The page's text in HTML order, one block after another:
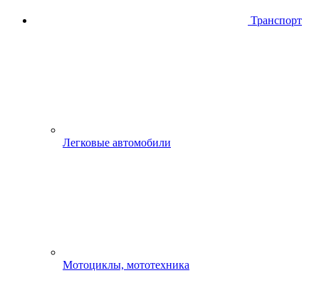
Транспорт
Легковые автомобили
Мотоциклы, мототехника